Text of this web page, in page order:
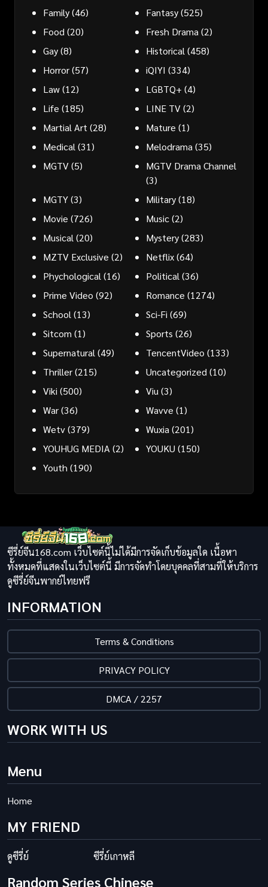
Family(46) Fantasy(525)
Food (20) Fresh Drama (2)
Gay(8) Historical (458)
Horror(57) iQIYI (334)
Law(12) LGBTQ+ (4)
Life (185) LINE TV(2)
Martial Art (28) Mature (1)
Medical (31) Melodrama (35)
MGTV(5)
MGTV Drama Channel
(3)
MGTY(3) Military(18)
Movie (726) Music(2)
Musical (20) Mystery(283)
MZTV Exclusive (2) Netflix(64)
Phychological (16) Political (36)
Prime Video (92) Romance (1274)
School (13) Sci-Fi (69)
Sitcom (1) Sports (26)
Supernatural (49) TencentVideo (133)
Thriller(215) Uncategorized (10)
Viki (500) Viu (3)
War(36) Wavve (1)
Wetv(379) Wuxia (201)
YOUHUG MEDIA (2) YOUKU (150)
Youth (190)
ซีรี่ย์จีน168.com เว็บไซต์นี้ไม่ได้มีการจัดเก็บข้อมูลใด เนื้อหา
ทั้งหมดที่แสดงในเว็บไซต์นี้ มีการจัดทำโดยบุคคลที่สามที่ให้บริการ
ดูซีรี่ย์จีนพากย์ไทยฟรี
INFORMATION
Terms & Conditions
PRIVACY POLICY
DMCA / 2257
WORK WITH US
Menu
Home
MY FRIEND
ดูซีรี่ย์ ซีรี่ย์เกาหลี
Random Series Chinese